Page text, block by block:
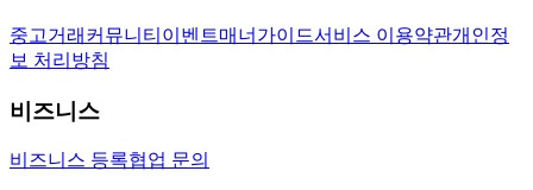
중고거래 커뮤니티 이벤트매너가이드서비스 이용약관개인정
보 처리방침
비즈니스
비즈니스 등록협업 문의